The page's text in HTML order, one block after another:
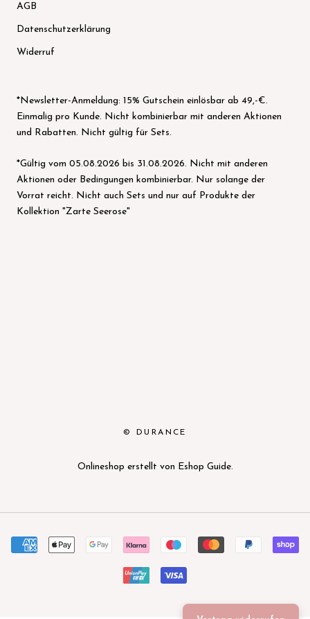
AGB
Datenschutzerklärung
Widerruf
*Newsletter-Anmeldung: 15% Gutschein einlösbar ab 49,-€.
Einmalig pro Kunde. Nicht kombinierbar mit anderen Aktionen
und Rabatten. Nicht gültig für Sets.
*Gültig vom 05.08.2026 bis 31.08.2026. Nicht mit anderen
Aktionen oder Bedingungen kombinierbar. Nur solange der
Vorrat reicht. Nicht auch Sets und nur auf Produkte der
Kollektion "Zarte Seerose"
© DURANCE
Onlineshop erstellt von Eshop Guide.